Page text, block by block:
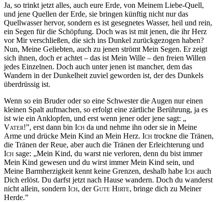
Ja, so trinkt jetzt alles, auch eure Erde, von Meinem Liebe-Quell,
und jene Quellen der Erde, sie bringen künftig nicht nur das
Quellwasser hervor, sondern es ist gesegnetes Wasser, heil und rein,
ein Segen für die Schöpfung. Doch was ist mit jenen, die ihr Herz
vor Mir verschließen, die sich ins Dunkel zurückgezogen haben?
Nun, Meine Geliebten, auch zu jenen strömt Mein Segen. Er zeigt
sich ihnen, doch er achtet – das ist Mein Wille – den freien Willen
jedes Einzelnen. Doch auch unter jenen ist mancher, dem das
Wandern in der Dunkelheit zuviel geworden ist, der des Dunkels
überdrüssig ist.
Wenn so ein Bruder oder so eine Schwester die Augen nur einen
kleinen Spalt aufmachen, so erfolgt eine zärtliche Berührung, ja es
ist wie ein Anklopfen, und erst wenn jener oder jene sagt: „
Vater!”, erst dann bin Ich da und nehme ihn oder sie in Meine
Arme und drücke Mein Kind an Mein Herz. Ich trockne die Tränen,
die Tränen der Reue, aber auch die Tränen der Erleichterung und
Ich sage: „Mein Kind, du warst nie verloren, denn du bist immer
Mein Kind gewesen und du wirst immer Mein Kind sein, und
Meine Barmherzigkeit kennt keine Grenzen, deshalb habe Ich auch
Dich erlöst. Du darfst jetzt nach Hause wandern. Doch du wanderst
nicht allein, sondern Ich, derGute Hirte, bringe dich zu Meiner
Herde.”